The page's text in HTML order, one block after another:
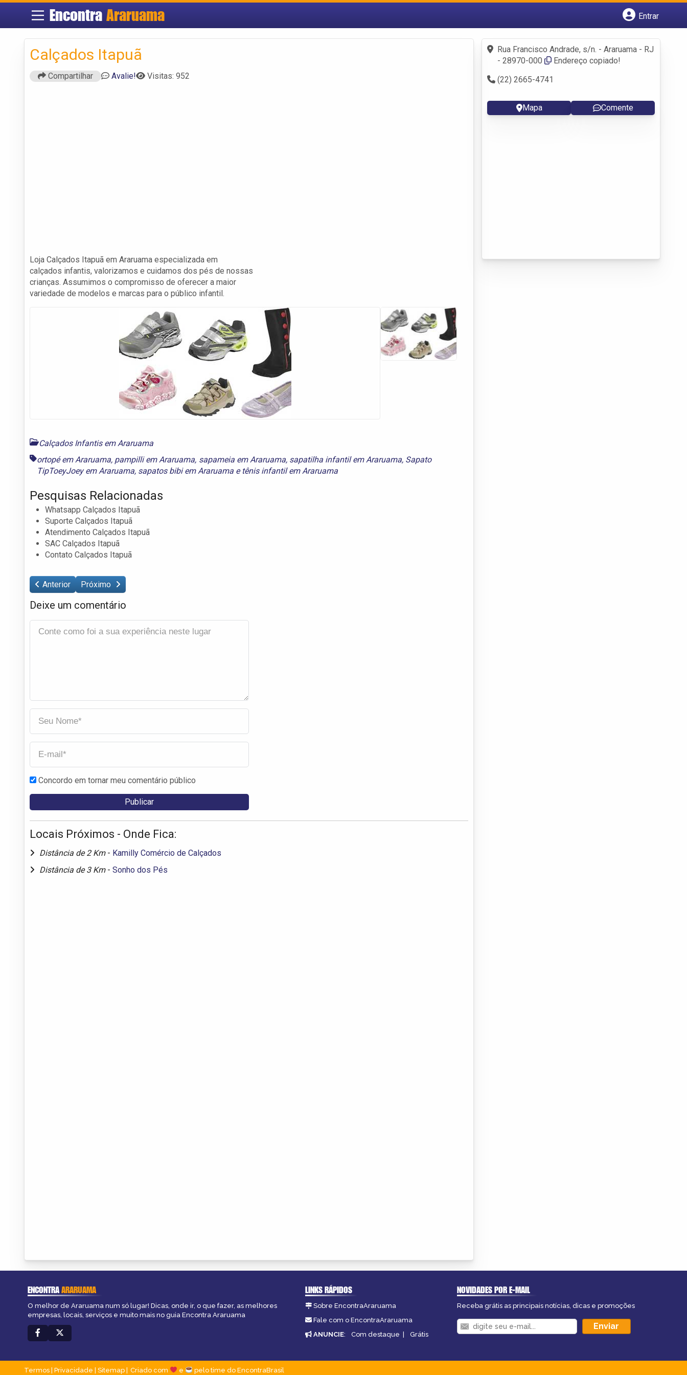
EncontraAraruama
Entrar
Fazer login
Criar conta
Calçados Itapuã
Compartilhar Avalie! Visitas: 952
Loja Calçados Itapuã em Araruama especializada em
calçados infantis, valorizamos e cuidamos dos pés de nossas
crianças. Assumimos o compromisso de oferecer a maior
variedade de modelos e marcas para o público infantil.
Calçados Infantis em Araruama
ortopé em Araruama, pampilli em Araruama, sapameia em Araruama, sapatilha infantil em Araruama, Sapato
TipToeyJoey em Araruama, sapatos bibi em Araruama e tênis infantil em Araruama
Pesquisas Relacionadas
Whatsapp Calçados Itapuã
Suporte Calçados Itapuã
Atendimento Calçados Itapuã
SAC Calçados Itapuã
Contato Calçados Itapuã
Anterior Próximo
Deixe um comentário
Concordo em tornar meu comentário público
Locais Próximos - Onde Fica:
Distância de 2 Km - Kamilly Comércio de Calçados
Distância de 3 Km - Sonho dos Pés
Rua Francisco Andrade, s/n. - Araruama - RJ
- 28970-000
Endereço copiado!
(22) 2665-4741
Mapa Comente
ENCONTRAARARUAMA
O melhor de Araruama num só lugar! Dicas, onde ir, o que fazer, as melhores
empresas, locais, serviços e muito mais no guia Encontra Araruama
LINKS RÁPIDOS
Sobre EncontraAraruama
Fale com o EncontraAraruama
ANUNCIE: Com destaque | Grátis
NOVIDADES POR E-MAIL
Receba grátis as principais notícias, dicas e promoções
Termos Privacidade Sitemap Criado com e pelo time do EncontraBrasil